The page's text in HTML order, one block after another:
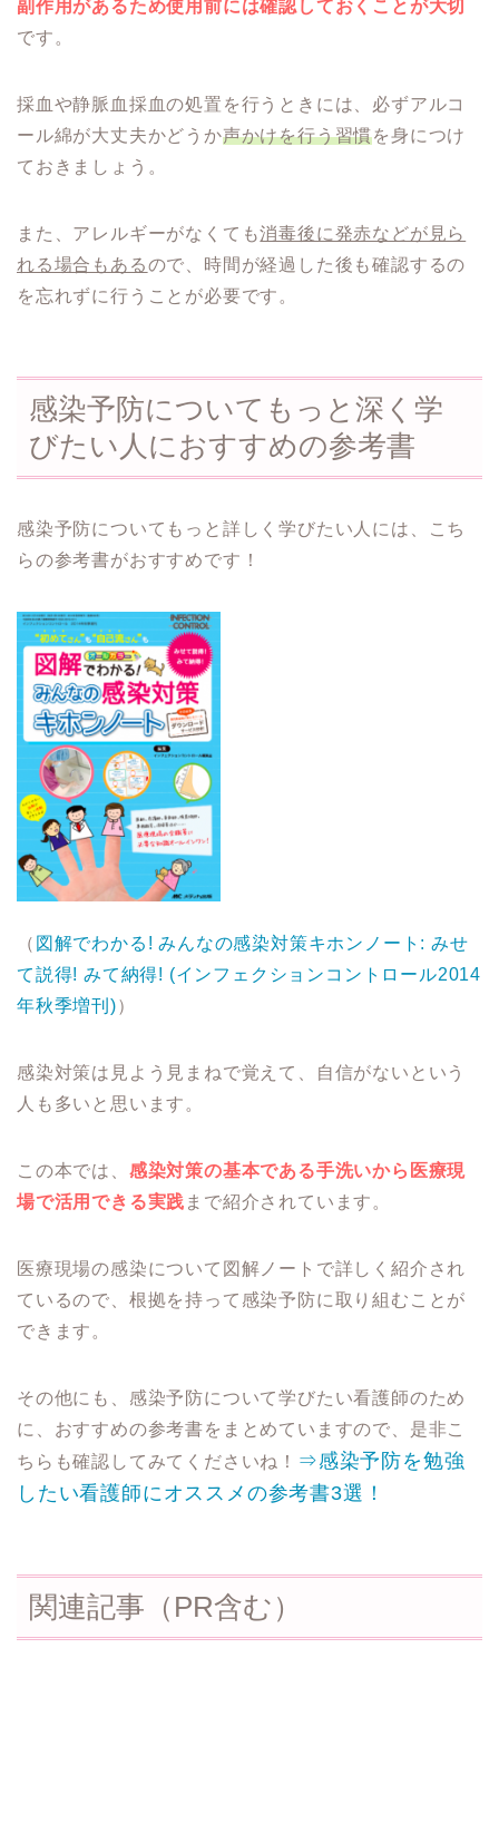
副作用があるため使用前には確認しておくことが大切
です。
採血や静脈血採血の処置を行うときには、必ずアルコ
ール綿が大丈夫かどうか声かけを行う習慣を身につけ
ておきましょう。
また、アレルギーがなくても消毒後に発赤などが見ら
れる場合もあるので、時間が経過した後も確認するの
を忘れずに行うことが必要です。
感染予防についてもっと深く学
びたい人におすすめの参考書
感染予防についてもっと詳しく学びたい人には、こち
らの参考書がおすすめです！
（ 図解でわかる! みんなの感染対策キホンノート: みせ
て説得! みて納得! (インフェクションコントロール2014
年秋季増刊)）
感染対策は見よう見まねで覚えて、自信がないという
人も多いと思います。
この本では、 感染対策の基本である手洗いから医療現
場で活用できる実践 まで紹介されています。
医療現場の感染について図解ノートで詳しく紹介され
ているので、根拠を持って感染予防に取り組むことが
できます。
その他にも、感染予防について学びたい看護師のため
に、おすすめの参考書をまとめていますので、是非こ
ちらも確認してみてくださいね！ ⇒感染予防を勉強
したい看護師にオススメの参考書3選！
関連記事（PR含む）